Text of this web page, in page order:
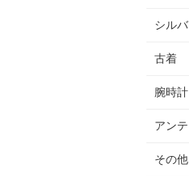
シル
古着
腕時計
アン
その他